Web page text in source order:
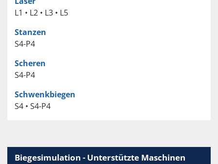
L1 • L2 • L3 • L5
Stanzen
S4-P4
Scheren
S4-P4
Schwenkbiegen
S4 • S4-P4
Biegesimulation - Unterstützte Maschinen